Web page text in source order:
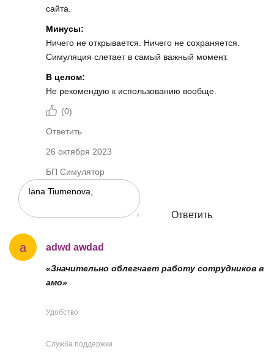
сайта.
Минусы:
Ничего не открывается. Ничего не сохраняется.
Симуляция слетает в самый важный момент.
В целом:
Не рекомендую к использованию вообще.
(0)
Ответить
26 октября 2023
БП Симулятор
Ответить
a adwd awdad
«Значительно облегчает работу сотрудников в
амо»
Удобство
Служба поддержки